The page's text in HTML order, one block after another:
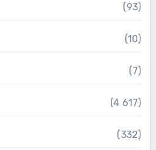
(93)
(10)
(7)
(4 617)
(332)